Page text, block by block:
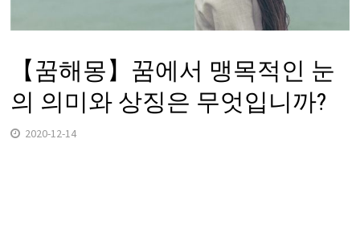
【꿈해몽】꿈에서 맹목적인 눈
의 의미와 상징은 무엇입니까?
2020-12-14